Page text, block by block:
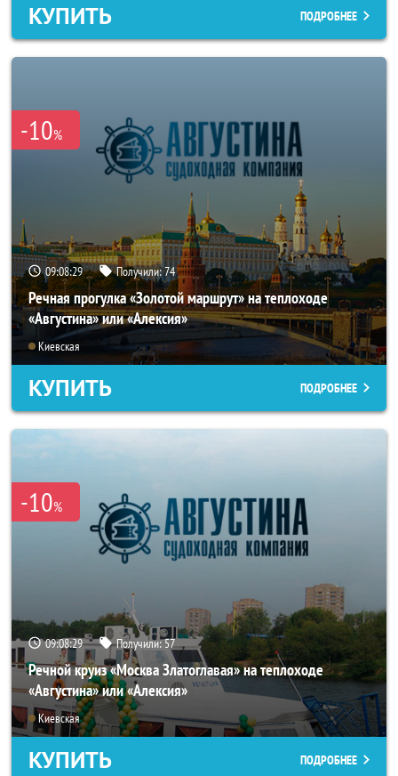
КУПИТЬ ПОДРОБНЕЕ
-10%
09:08:25 Получили:74
Речная прогулка «Золотой маршрут» на теплоходе
«Августина» или «Алексия»
Киевская
КУПИТЬ ПОДРОБНЕЕ
-10%
09:08:25 Получили:57
Речной круиз «Москва Златоглавая» на теплоходе
«Августина» или «Алексия»
Киевская
КУПИТЬ ПОДРОБНЕЕ